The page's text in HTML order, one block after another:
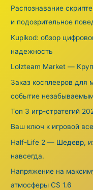
f
o
r
Распознавание
и подозрительное
Kupikod: обзор
надежность
Lolzteam Market —
Заказ косплееров для
событие
Топ 3 игр-стратегий
Ваш ключ к игровой
Half-Life 2 — Шедевр,
навсегда.
Напряжение на
атмосферы CS 1.6